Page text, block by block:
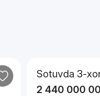
Sotuvda 3-
2 440 000